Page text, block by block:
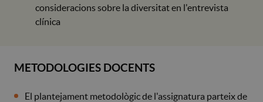
consideracions sobre la diversitat en l'entrevista
clínica
METODOLOGIES DOCENTS
El plantejament metodològic de l'assignatura parteix de